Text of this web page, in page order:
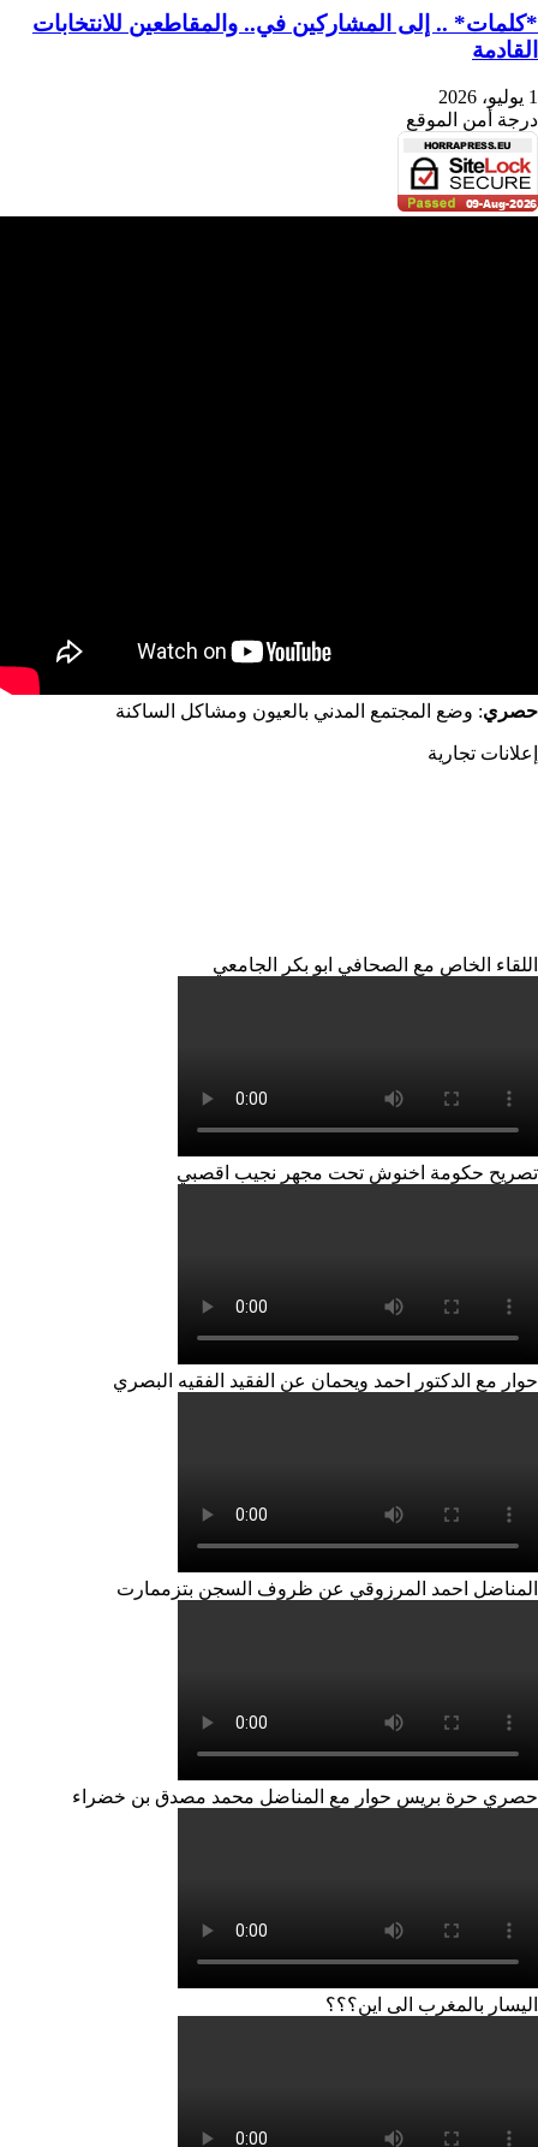
*كلمات* .. إلى المشاركين في.. والمقاطعين للانتخابات
القادمة
1 يوليو، 2026
درجة أمن الموقع
حصري: وضع المجتمع المدني بالعيون ومشاكل الساكنة
إعلانات تجارية
اللقاء الخاص مع الصحافي ابو بكر الجامعي
تصريح حكومة اخنوش تحت مجهر نجيب اقصبي
حوار مع الدكتور احمد ويحمان عن الفقيد الفقيه البصري
المناضل احمد المرزوقي عن ظروف السجن بتزممارت
حصري حرة بريس حوار مع المناضل محمد مصدق بن خضراء
اليسار بالمغرب الى اين؟؟؟